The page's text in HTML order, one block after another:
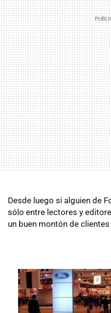
Desde luego si alguien de
sólo entre lectores y
un buen montón de